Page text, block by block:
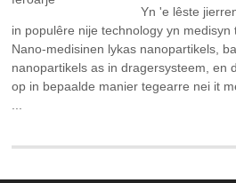
Yn 'e lêste
in populêre nije technology yn medisyn
Nano-medisinen lykas nanopartikels,
nanopartikels as in dragersysteem, en
op in bepaalde manier tegearre nei it